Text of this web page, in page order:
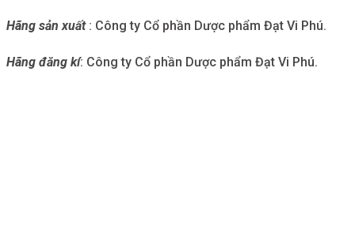
Hãng sản xuất : Công ty Cổ phần Dược phẩm Đạt Vi Phú.
Hãng đăng kí: Công ty Cổ phần Dược phẩm Đạt Vi Phú.